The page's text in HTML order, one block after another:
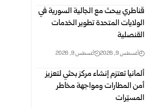
قناطري يبحث مع الجالية السورية في
الولايات المتحدة تطوير الخدمات
القنصلية
أغسطس 9, 2026 أغسطس 9, 2026
ألمانيا تعتزم إنشاء مركز بحثي لتعزيز
أمن المطارات ومواجهة مخاطر
المسيّرات